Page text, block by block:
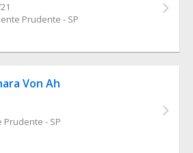
Prudente - SP
Von Ah
- SP